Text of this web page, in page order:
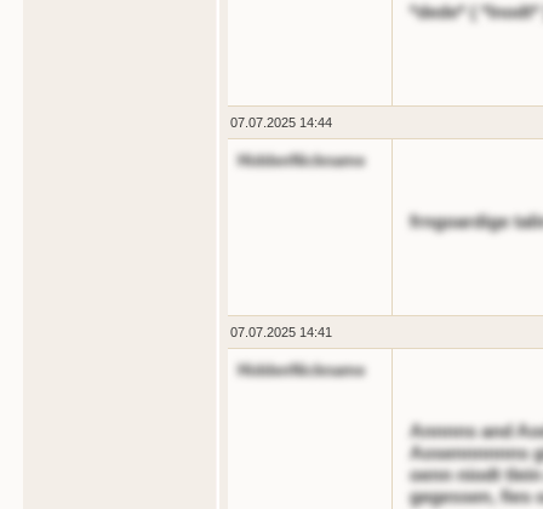
*dede* ( *lnodt*
07.07.2025 14:44
HiddenNickname
frngoardige
07.07.2025 14:41
HiddenNickname
Annnns and
Aosennnnnns
oenn niodt
gegessen, fies